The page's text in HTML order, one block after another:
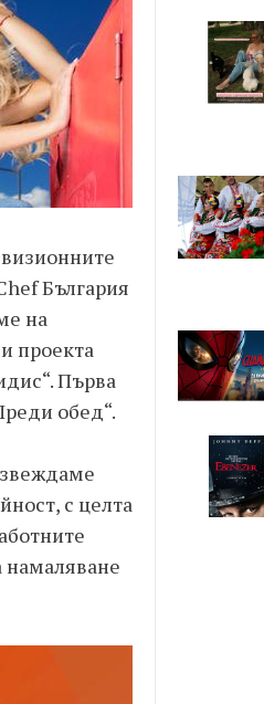
България
на
проекта
Първа
обед“.
с целта
намаляване